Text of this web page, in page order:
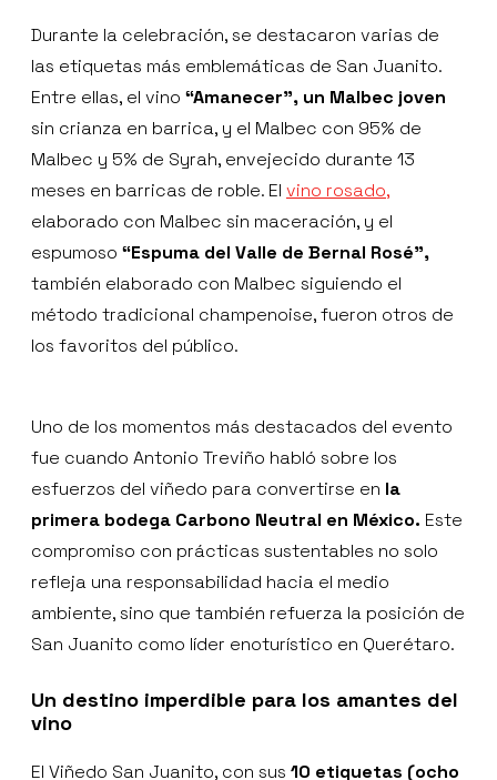
Durante la celebración, se destacaron varias de
las etiquetas más emblemáticas de San Juanito.
Entre ellas, el vino “Amanecer”, un Malbec joven
sin crianza en barrica, y el Malbec con 95% de
Malbec y 5% de Syrah, envejecido durante 13
meses en barricas de roble. El vino rosado,
elaborado con Malbec sin maceración, y el
espumoso “Espuma del Valle de Bernal Rosé”,
también elaborado con Malbec siguiendo el
método tradicional champenoise, fueron otros de
los favoritos del público.
Uno de los momentos más destacados del evento
fue cuando Antonio Treviño habló sobre los
esfuerzos del viñedo para convertirse en la
primera bodega Carbono Neutral en México. Este
compromiso con prácticas sustentables no solo
refleja una responsabilidad hacia el medio
ambiente, sino que también refuerza la posición de
San Juanito como líder enoturístico en Querétaro.
Un destino imperdible para los amantes del
vino
El Viñedo San Juanito, con sus 10 etiquetas (ocho